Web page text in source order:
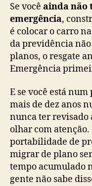
Se você ainda não
emergência,
é colocar o carro
da previdência
planos, o resgate
Emergência
E se você está
mais de dez anos
nunca ter revisado
olhar com
portabilidade de
migrar de plano
tempo acumulado
gente não sabe